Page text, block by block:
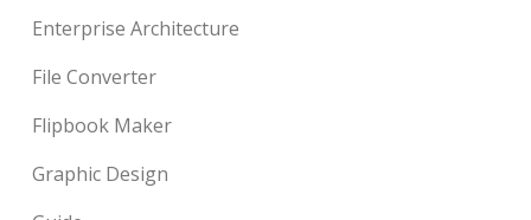
Enterprise Architecture
File Converter
Flipbook Maker
Graphic Design